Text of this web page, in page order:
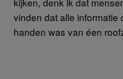
vinden dat alle informatie
handen was van éen